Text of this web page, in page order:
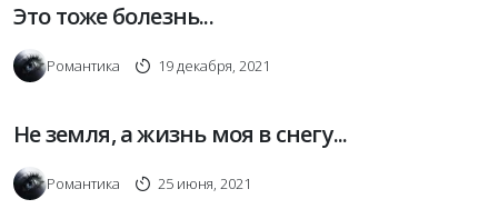
Это тоже болезнь...
Романтика 19 декабря, 2021
Не земля, а жизнь моя в снегу...
Романтика 25 июня, 2021